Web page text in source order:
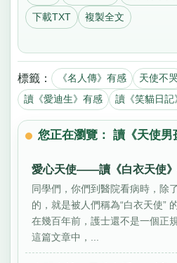
下載TXT 複製全文
標籤： 《名人傳》有感 天使不哭
讀《愛迪生》有感
讀《笑貓日記
您正在瀏覽： 讀《天使男
愛心天使——讀《白衣天使
同學們，你們到醫院看病時，除
的，就是被人們稱為“白衣天使”
在幾百年前，護士還不是一個正
這篇文章中，...